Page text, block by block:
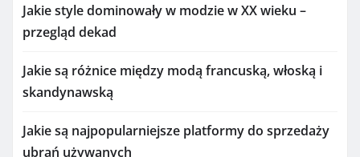
Jakie style dominowały w modzie w XX wieku –
przegląd dekad
Jakie są różnice między modą francuską, włoską i
skandynawską
Jakie są najpopularniejsze platformy do sprzedaży
ubrań używanych